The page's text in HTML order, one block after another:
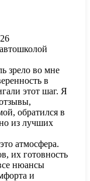
зрело во мне
в
этот шаг. Я
обратился в
из лучших
атмосфера.
их готовность
нюансы
и